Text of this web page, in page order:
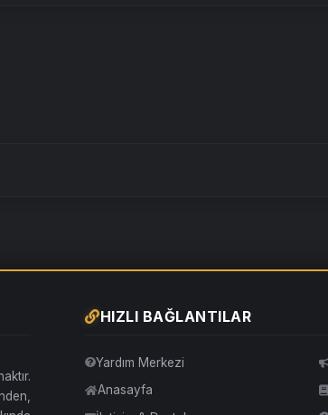
HIZLI BAĞLANTILAR
Yardım Merkezi
Anasayfa